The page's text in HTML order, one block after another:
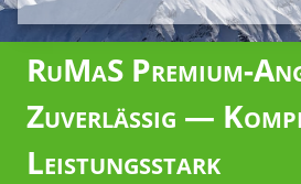
RuMaS Premium-
Zuverlässig —
Leistungsstark